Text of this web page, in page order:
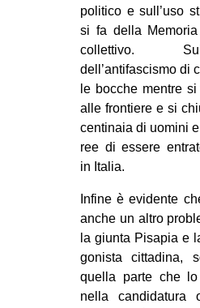
poli­tico e sull’uso
si fa della
col­let­tivo.
dell’antifascismo di
le boc­che men­tre
alle fron­tiere e si
cen­ti­naia di uomini e
ree di essere
in Italia.
Infine è evi­dente
anche un altro
la giunta Pisa­pia e
go­ni­sta cit­ta­dina,
quella parte che
nella can­di­da­tura